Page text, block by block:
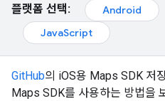
플랫폼 선택: Android
JavaScript
GitHub의 iOS용 Maps SDK 저
Maps SDK를 사용하는 방법을